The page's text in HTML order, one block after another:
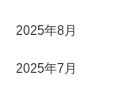
2025年8月
2025年7月